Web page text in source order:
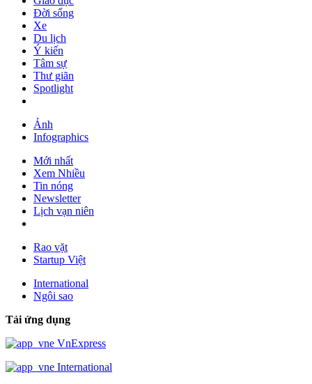
Đời sống
Xe
Du lịch
Ý kiến
Tâm sự
Thư giãn
Spotlight
Ảnh
Infographics
Mới nhất
Xem Nhiều
Tin nóng
Newsletter
Lịch vạn niên
Rao vặt
Startup Việt
International
Ngôi sao
Tải ứng dụng
VnExpress
International